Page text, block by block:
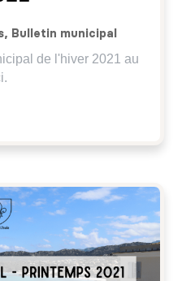
, Bulletin municipal
de l'hiver 2021 au